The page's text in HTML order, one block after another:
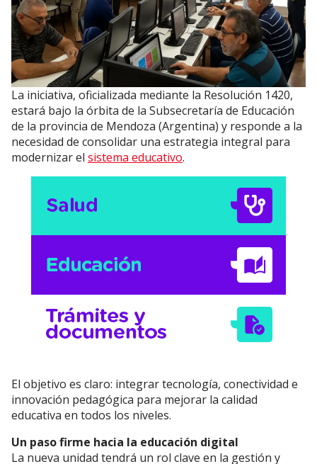
La iniciativa, oficializada mediante la Resolución 1420,
estará bajo la órbita de la Subsecretaría de Educación
de la provincia de Mendoza (Argentina) y responde a la
necesidad de consolidar una estrategia integral para
modernizar el sistema educativo.
El objetivo es claro: integrar tecnología, conectividad e
innovación pedagógica para mejorar la calidad
educativa en todos los niveles.
Un paso firme hacia la educación digital
La nueva unidad tendrá un rol clave en la gestión y